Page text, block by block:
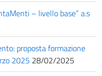
– livello base” a.s
proposta formazione
2025 28/02/2025